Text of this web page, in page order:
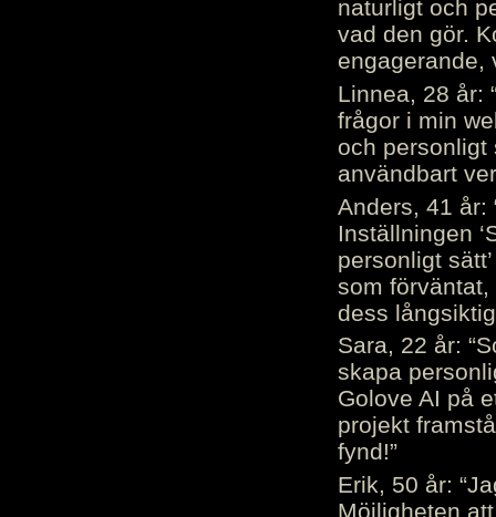
naturligt och
vad den gör.
engagerande,
Linnea, 28 år:
frågor i min
och personligt
användbart
Anders, 41 år:
Inställningen
personligt
som
dess
Sara, 22 år:
skapa
Golove AI på
projekt
fynd!”
Erik, 50 år:
Möjligheten